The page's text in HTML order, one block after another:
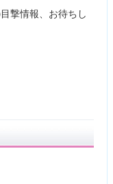
撃情報、お待ちし